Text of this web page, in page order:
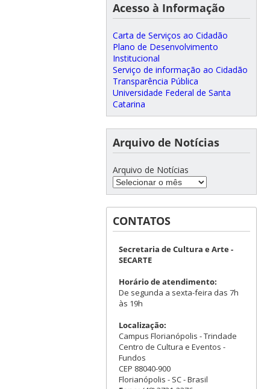
Acesso à Informação
Carta de Serviços ao Cidadão
Plano de Desenvolvimento
Institucional
Serviço de informação ao Cidadão
Transparência Pública
Universidade Federal de Santa
Catarina
Arquivo de Notícias
Arquivo de Notícias
CONTATOS
Secretaria de Cultura e Arte -
SECARTE
Horário de atendimento:
De segunda a sexta-feira das 7h
às 19h
Localização:
Campus Florianópolis - Trindade
Centro de Cultura e Eventos -
Fundos
CEP 88040-900
Florianópolis - SC - Brasil